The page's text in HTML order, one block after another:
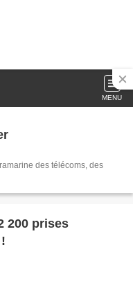
MENU
des télécoms, des
200 prises